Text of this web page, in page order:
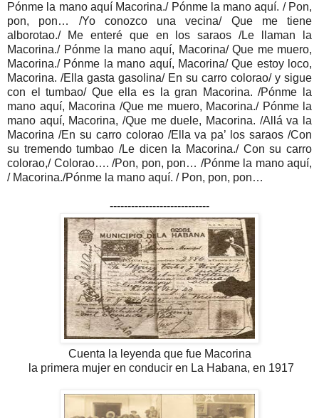
Pónme la mano aquí Macorina./ Pónme la mano aquí. / Pon,
pon, pon… /Yo conozco una vecina/ Que me tiene
alborotao./ Me enteré que en los saraos /Le llaman la
Macorina./ Pónme la mano aquí, Macorina/ Que me muero,
Macorina./ Pónme la mano aquí, Macorina/ Que estoy loco,
Macorina. /Ella gasta gasolina/ En su carro colorao/ y sigue
con el tumbao/ Que ella es la gran Macorina. /Pónme la
mano aquí, Macorina /Que me muero, Macorina./ Pónme la
mano aquí, Macorina, /Que me duele, Macorina. /Allá va la
Macorina /En su carro colorao /Ella va pa’ los saraos /Con
su tremendo tumbao /Le dicen la Macorina./ Con su carro
colorao,/ Colorao…. /Pon, pon, pon… /Pónme la mano aquí,
/ Macorina./Pónme la mano aquí. / Pon, pon, pon…
----------------------------
Cuenta la leyenda que fue Macorina
la primera mujer en conducir en La Habana, en 1917